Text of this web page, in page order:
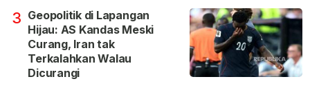
3 Geopolitik di Lapangan
Hijau: AS Kandas Meski
Curang, Iran tak
Terkalahkan Walau
Dicurangi